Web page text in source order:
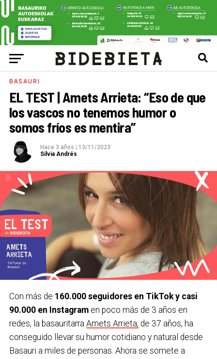
BASAURI
EL TEST | Amets Arrieta: “Eso de que
los vascos no tenemos humor o
somos fríos es mentira”
Hace 3 años
13/11/2023
Silvia Andrés
Con más de 160.000 seguidores en TikTok y casi
90.000 en Instagramen poco más de 3 años en
redes, la basauritarra Amets Arrieta, de 37 años, ha
conseguido llevar su humor cotidiano y natural desde
Basauri a miles de personas. Ahora se somete a